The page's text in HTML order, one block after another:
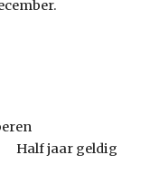
jaar geldig